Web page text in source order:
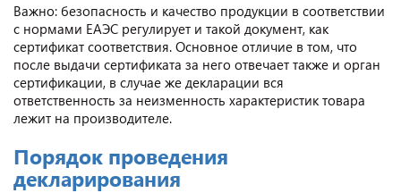
Важно: безопасность и качество продукции в соответствии
с нормами ЕАЭС регулирует и такой документ, как
сертификат соответствия. Основное отличие в том, что
после выдачи сертификата за него отвечает также и орган
сертификации, в случае же декларации вся
ответственность за неизменность характеристик товара
лежит на производителе.
Порядок проведения
декларирования